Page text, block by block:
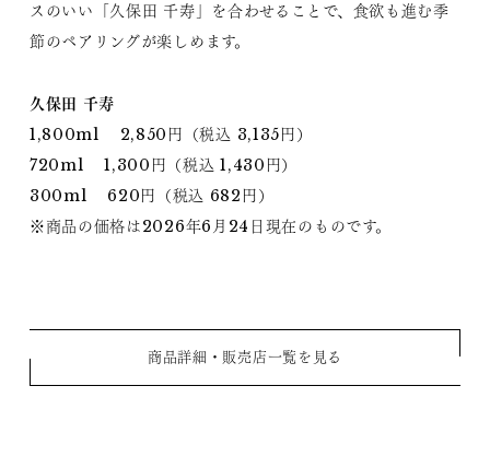
スのいい「久保田 千寿」を合わせることで、食欲も進む季
節のペアリングが楽しめます。
久保田 千寿
1,800ml 2,850円（税込 3,135円）
720ml 1,300円（税込 1,430円）
300ml 620円（税込 682円）
※商品の価格は2026年6月24日現在のものです。
商品詳細・販売店一覧を見る